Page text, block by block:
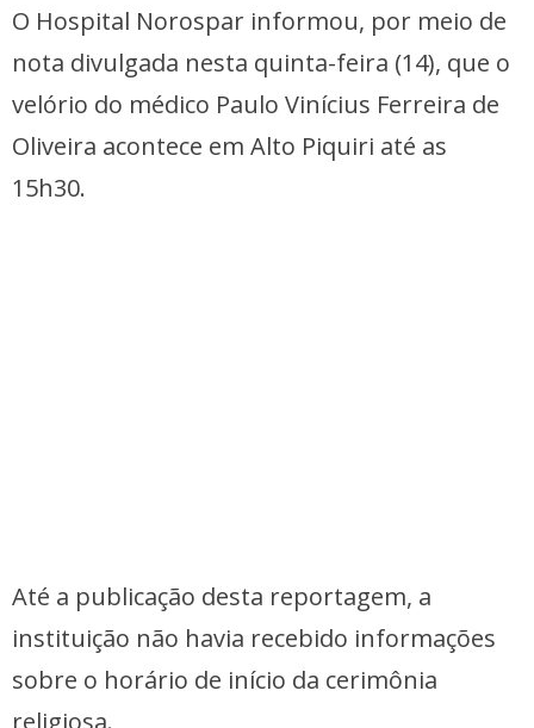
O Hospital Norospar informou, por meio de
nota divulgada nesta quinta-feira (14), que o
velório do médico Paulo Vinícius Ferreira de
Oliveira acontece em Alto Piquiri até as
15h30.
Até a publicação desta reportagem, a
instituição não havia recebido informações
sobre o horário de início da cerimônia